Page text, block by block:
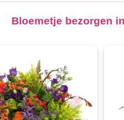
Bloemetje bezorgen